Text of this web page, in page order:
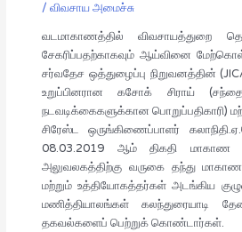
/ விவசாய அமைச்சு
வடமாகாணத்தில் விவசாயத்துறை
சேகரிப்பதற்காகவும் ஆய்வினை
சர்வதேச ஒத்துழைப்பு நிறுவனத்தின்
உறுப்பினரான கசோக் சிராய்
நடவடிக்கைகளுக்கான பொறுப்பதிகாரி)
சிரேஸ்ட ஒருங்கிணைப்பாளர்
08.03.2019 ஆம் திகதி மாகாண
அலுவலகத்திற்கு வருகை தந்து
மற்றும் உத்தியோகத்தர்கள் அடங்கிய
மணித்தியாலங்கள் கலந்துரையாடி
தகவல்களைப் பெற்றுக் கொண்டார்கள்.